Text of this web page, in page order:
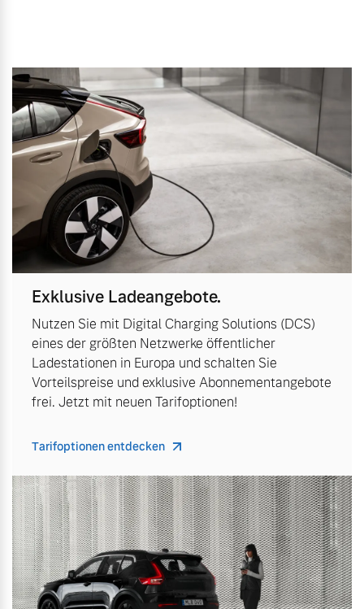
Exklusive Ladeangebote.
Nutzen Sie mit Digital Charging Solutions (DCS)
eines der größten Netzwerke öffentlicher
Ladestationen in Europa und schalten Sie
Vorteilspreise und exklusive Abonnementangebote
frei. Jetzt mit neuen Tarifoptionen!
Tarifoptionen entdecken